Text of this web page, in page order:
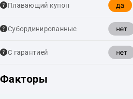
Плавающий купон да
Cубординированные нет
С гарантией нет
Факторы